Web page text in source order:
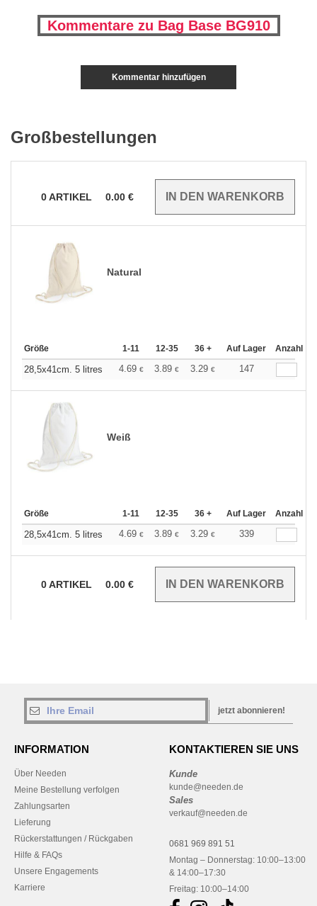
Kommentare zu Bag Base BG910
Kommentar hinzufügen
Großbestellungen
0ARTIKEL 0.00 €
Natural
Größe 1-11 12-35 36 + Auf Lager Anzahl
28,5x41cm. 5 litres 4.69 € 3.89 € 3.29 € 147
Weiß
Größe 1-11 12-35 36 + Auf Lager Anzahl
28,5x41cm. 5 litres 4.69 € 3.89 € 3.29 € 339
0ARTIKEL 0.00 €
jetzt abonnieren!
INFORMATION
Über Needen
Meine Bestellung verfolgen
Zahlungsarten
Lieferung
Rückerstattungen / Rückgaben
Hilfe & FAQs
Unsere Engagements
Karriere
KONTAKTIEREN SIE UNS
Kunde
kunde@needen.de
Sales
verkauf@needen.de
0681 969 891 51
Montag – Donnerstag: 10:00–13:00
& 14:00–17:30
Freitag: 10:00–14:00